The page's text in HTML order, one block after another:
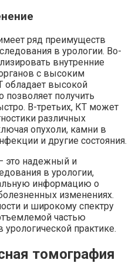
ряд преимуществ
в урологии. Во-
внутренние
с высоким
обладает высокой
позволяет получить
В-третьих, КТ может
различных
опухоли, камни в
и другие состояния.
это надежный и
в урологии,
информацию о
изменениях.
и широкому спектру
частью
урологической практике.
томография